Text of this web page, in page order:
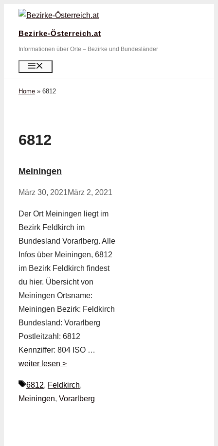
Zum
springen
Bezirke-Österreich.at
Informationen über Orte – Bezirke und Bundesländer
Home » 6812
6812
Meiningen
März 30, 2021März 2, 2021
Der Ort Meiningen liegt im
Bezirk Feldkirch im
Bundesland Vorarlberg. Alle
Infos über Meiningen, 6812
im Bezirk Feldkirch findest
du hier. Übersicht von
Meiningen Ortsname:
Meiningen Bezirk: Feldkirch
Bundesland: Vorarlberg
Postleitzahl: 6812
Kennziffer: 804 ISO …
weiter lesen >
Schlagwörter
6812, Feldkirch,
Meiningen, Vorarlberg